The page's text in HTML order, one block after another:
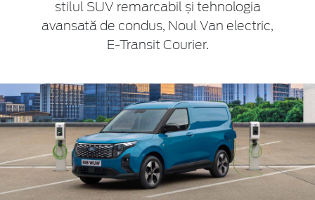
stilul SUV remarcabil și tehnologia
avansată de condus, Noul Van electric,
E-Transit Courier.